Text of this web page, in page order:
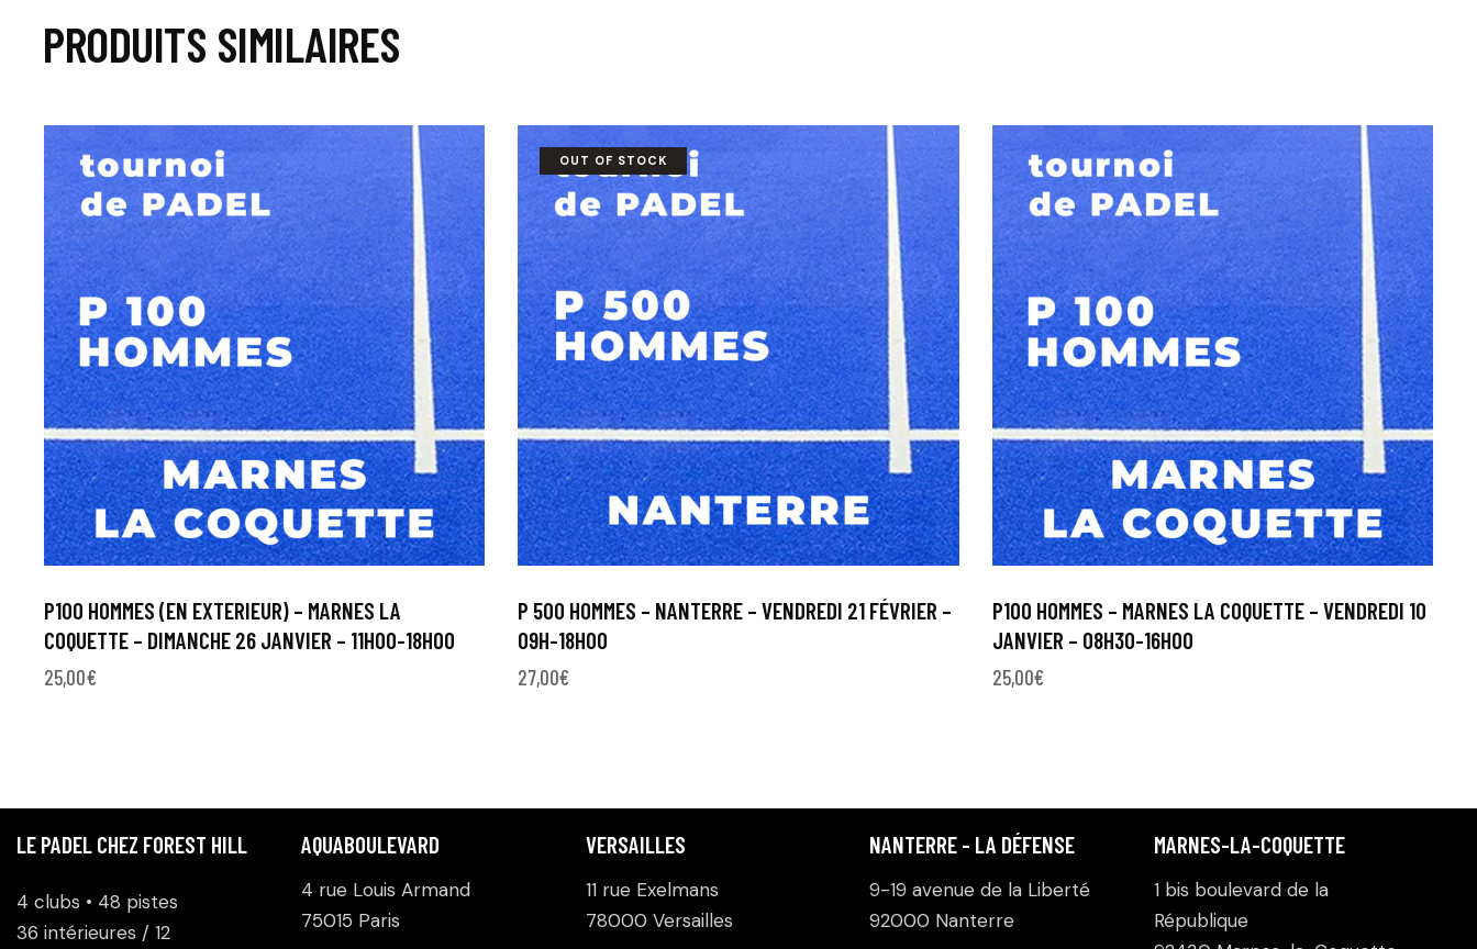
PRODUITS SIMILAIRES
P100 HOMMES (EN EXTERIEUR) – MARNES LA
COQUETTE – DIMANCHE 26 JANVIER – 11H00-18H00
25,00€
OUT OF STOCK
P 500 HOMMES – NANTERRE – VENDREDI 21 FÉVRIER –
09H-18H00
27,00€
P100 HOMMES – MARNES LA COQUETTE – VENDREDI 10
JANVIER – 08H30-16H00
25,00€
LE PADEL CHEZ FOREST HILL
4 clubs • 48 pistes
36 intérieures / 12
AQUABOULEVARD
4 rue Louis Armand
75015 Paris
VERSAILLES
11 rue Exelmans
78000 Versailles
NANTERRE - LA DÉFENSE
9-19 avenue de la Liberté
92000 Nanterre
MARNES-LA-COQUETTE
1 bis boulevard de la
République